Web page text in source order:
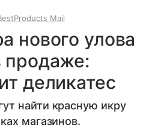
Mail
нового улова
продаже:
деликатес
найти красную икру
магазинов.